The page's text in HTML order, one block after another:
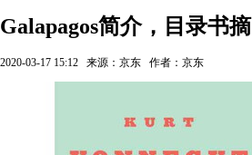
Galapagos简介，目录书摘
2020-03-17 15:12 来源：京东 作者：京东